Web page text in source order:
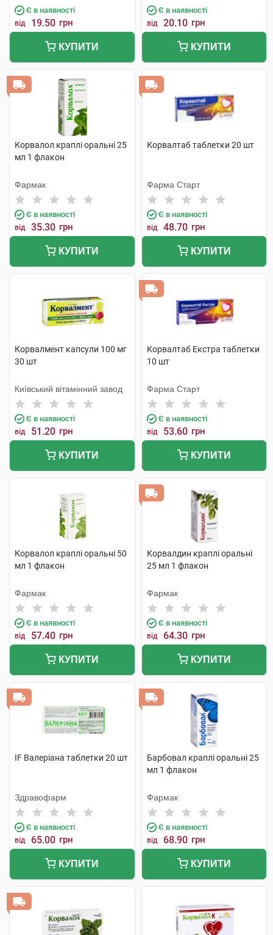
Є в наявності
від 19.50 грн
КУПИТИ
Є в наявності
від 20.10 грн
КУПИТИ
Корвалол краплі оральні 25
мл 1 флакон
Фармак
Є в наявності
від 35.30 грн
КУПИТИ
Корвалтаб таблетки 20 шт
Фарма Старт
Є в наявності
від 48.70 грн
КУПИТИ
Корвалмент капсули 100 мг
30 шт
Київський вітамінний завод
Є в наявності
від 51.20 грн
КУПИТИ
Корвалтаб Екстра таблетки
10 шт
Фарма Старт
Є в наявності
від 53.60 грн
КУПИТИ
Корвалол краплі оральні 50
мл 1 флакон
Фармак
Є в наявності
від 57.40 грн
КУПИТИ
Корвалдин краплі оральні
25 мл 1 флакон
Фармак
Є в наявності
від 64.30 грн
КУПИТИ
IF Валеріана таблетки 20 шт
Здравофарм
Є в наявності
від 65.00 грн
КУПИТИ
Барбовал краплі оральні 25
мл 1 флакон
Фармак
Є в наявності
від 68.90 грн
КУПИТИ